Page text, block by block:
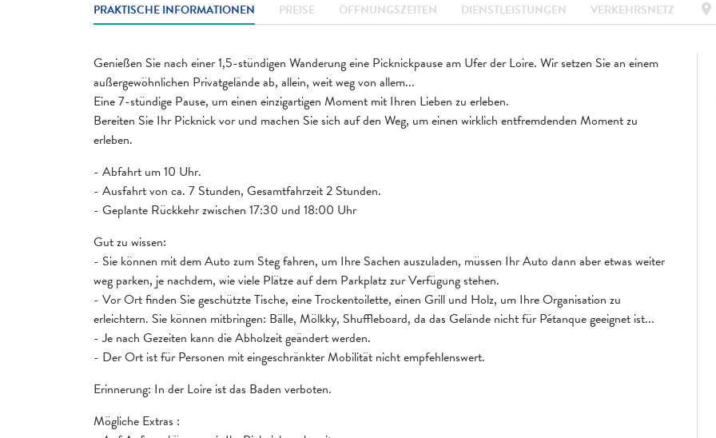
PRAKTISCHE INFORMATIONEN PREISE ÖFFNUNGSZEITEN DIENSTLEISTUNGEN VERKEHRSNETZ location_on
Genießen Sie nach einer 1,5-stündigen Wanderung eine Picknickpause am Ufer der Loire. Wir setzen Sie an einem
außergewöhnlichen Privatgelände ab, allein, weit weg von allem...
Eine 7-stündige Pause, um einen einzigartigen Moment mit Ihren Lieben zu erleben.
Bereiten Sie Ihr Picknick vor und machen Sie sich auf den Weg, um einen wirklich entfremdenden Moment zu
erleben.
- Abfahrt um 10 Uhr.
- Ausfahrt von ca. 7 Stunden, Gesamtfahrzeit 2 Stunden.
- Geplante Rückkehr zwischen 17:30 und 18:00 Uhr
Gut zu wissen:
- Sie können mit dem Auto zum Steg fahren, um Ihre Sachen auszuladen, müssen Ihr Auto dann aber etwas weiter
weg parken, je nachdem, wie viele Plätze auf dem Parkplatz zur Verfügung stehen.
- Vor Ort finden Sie geschützte Tische, eine Trockentoilette, einen Grill und Holz, um Ihre Organisation zu
erleichtern. Sie können mitbringen: Bälle, Mölkky, Shuffleboard, da das Gelände nicht für Pétanque geeignet ist...
- Je nach Gezeiten kann die Abholzeit geändert werden.
- Der Ort ist für Personen mit eingeschränkter Mobilität nicht empfehlenswert.
Erinnerung: In der Loire ist das Baden verboten.
Mögliche Extras :